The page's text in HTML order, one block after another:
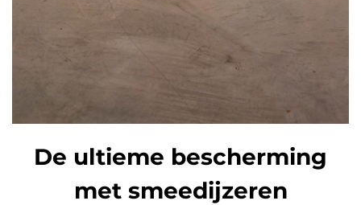
De ultieme bescherming
met smeedijzeren